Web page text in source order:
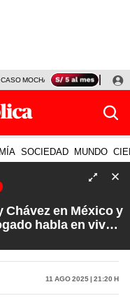
CASO MOCHASUELDOS
SOCIEDAD MUNDO
Chávez en México y
habla en vivo |
Cornejo
11 Ago 2025 | 21:20 h